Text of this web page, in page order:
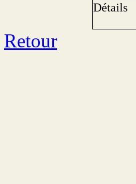
Détails
Retour